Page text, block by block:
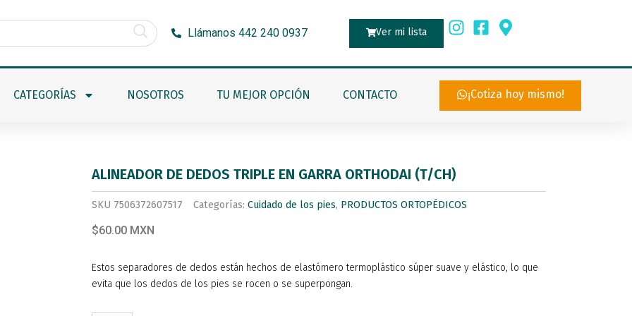
Llámanos 442 240 0937 Ver mi lista
CATEGORÍAS NOSOTROS TU MEJOR OPCIÓN CONTACTO ¡Cotiza hoy mismo!
ALINEADOR DE DEDOS TRIPLE EN GARRA ORTHODAI (T/CH)
SKU 7506372607517 Categorías: Cuidado de los pies, PRODUCTOS ORTOPÉDICOS
$60.00 MXN
Estos separadores de dedos están hechos de elastómero termoplástico súper suave y elástico, lo que
evita que los dedos de los pies se rocen o se superpongan.